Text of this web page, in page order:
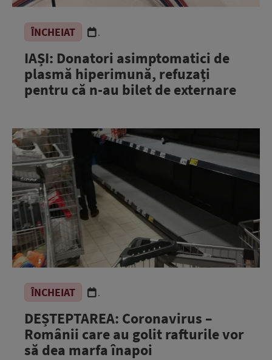
ÎNCHEIAT .
IAȘI: Donatori asimptomatici de
plasmă hiperimună, refuzați
pentru că n-au bilet de externare
ÎNCHEIAT .
DEȘTEPTAREA: Coronavirus –
Românii care au golit rafturile vor
să dea marfa înapoi